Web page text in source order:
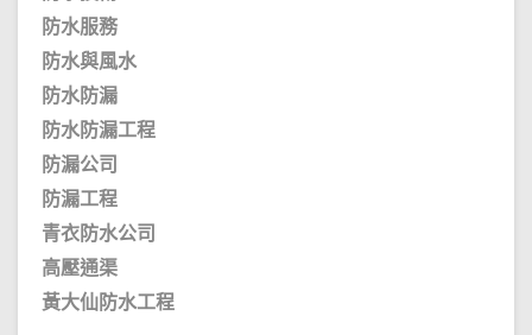
防水服務
防水與風水
防水防漏
防水防漏工程
防漏公司
防漏工程
青衣防水公司
高壓通渠
黃大仙防水工程